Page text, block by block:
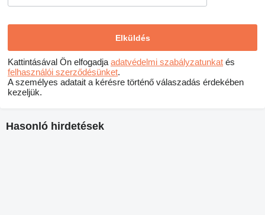
Kattintásával Ön elfogadja adatvédelmi szabályzatunkat és
felhasználói szerződésünket.
A személyes adatait a kérésre történő válaszadás érdekében
kezeljük.
Hasonló hirdetések